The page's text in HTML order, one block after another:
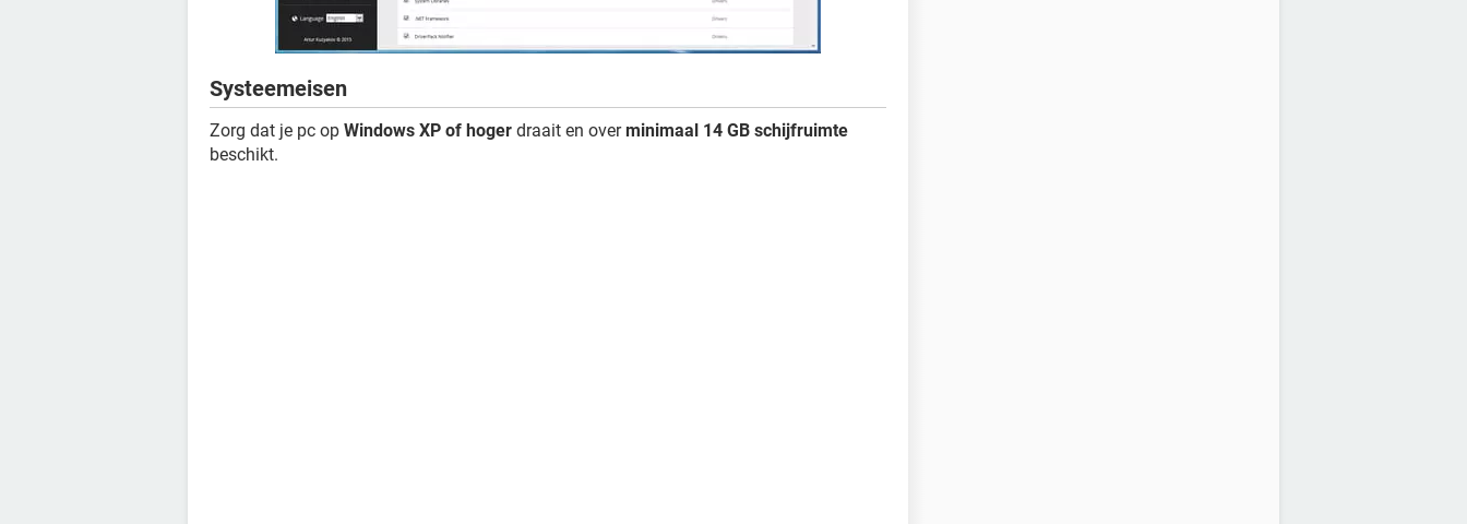
Systeemeisen
Zorg dat je pc op Windows XP of hoger draait en overminimaal 14 GB schijfruimte
beschikt.